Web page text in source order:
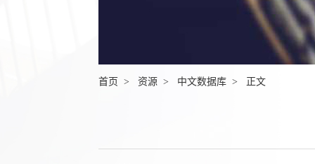
首页 > 资源 > 中文数据库 > 正文